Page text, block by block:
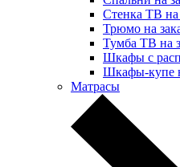
Стенка ТВ на
Трюмо на
Тумба ТВ на
Шкафы с
Шкафы-купе
Матрасы